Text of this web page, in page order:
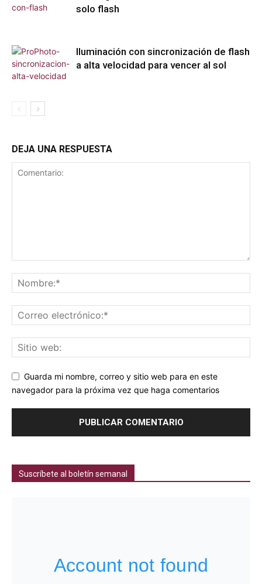
solo flash
Iluminación con sincronización de flash
a alta velocidad para vencer al sol
DEJA UNA RESPUESTA
Guarda mi nombre, correo y sitio web para en este
navegador para la próxima vez que haga comentarios
Suscríbete al boletín semanal